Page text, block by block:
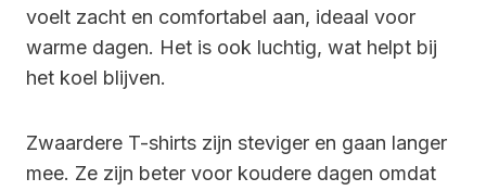
voelt zacht en comfortabel aan, ideaal voor
warme dagen. Het is ook luchtig, wat helpt bij
het koel blijven.
Zwaardere T-shirts zijn steviger en gaan langer
mee. Ze zijn beter voor koudere dagen omdat